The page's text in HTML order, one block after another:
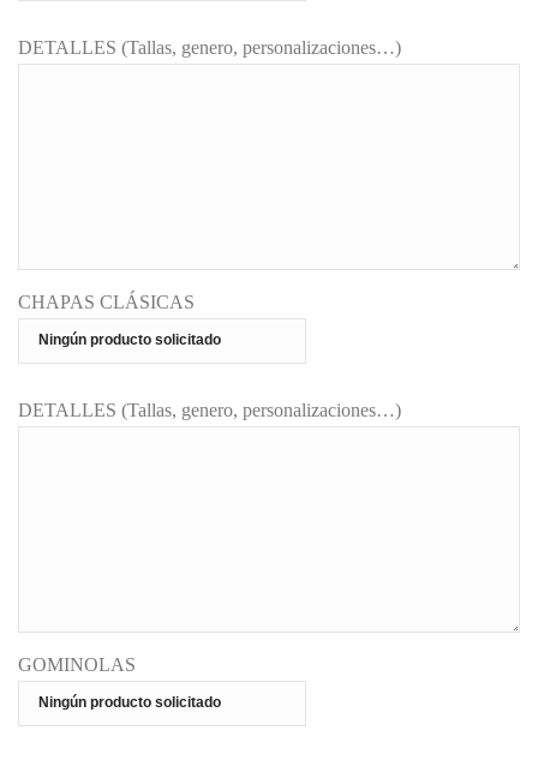
DETALLES (Tallas, genero, personalizaciones…)
CHAPAS CLÁSICAS
DETALLES (Tallas, genero, personalizaciones…)
GOMINOLAS